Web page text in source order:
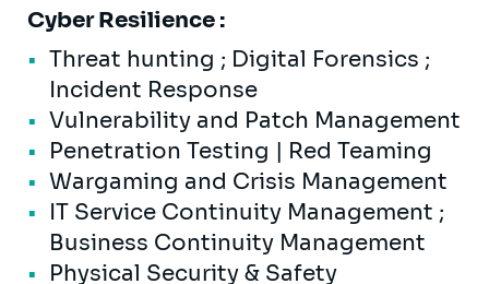
Cyber Resilience :
Threat hunting ; Digital Forensics ;
Incident Response
Vulnerability and Patch Management
Penetration Testing | Red Teaming
Wargaming and Crisis Management
IT Service Continuity Management ;
Business Continuity Management
Physical Security & Safety